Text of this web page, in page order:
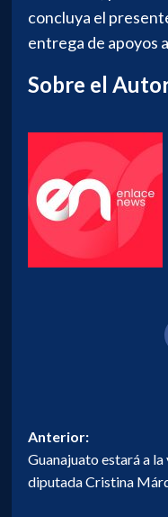
concluya el
entrega de apoyos
Sobre el
Navegación
de
entradas
Anterior:
Guanajuato estará a
diputada Cristina